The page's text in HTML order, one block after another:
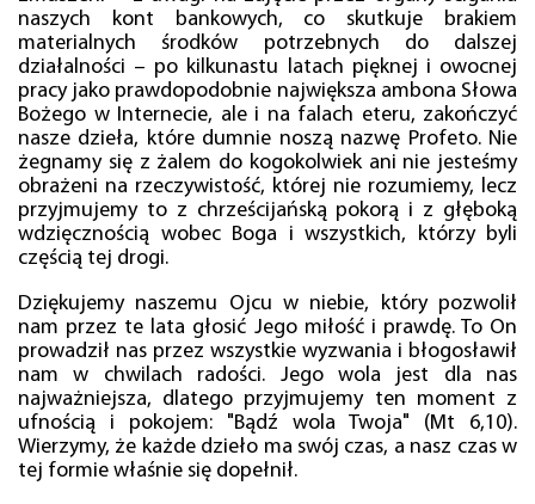
naszych kont bankowych, co skutkuje brakiem
materialnych środków potrzebnych do dalszej
działalności – po kilkunastu latach pięknej i owocnej
pracy jako prawdopodobnie największa ambona Słowa
Bożego w Internecie, ale i na falach eteru, zakończyć
nasze dzieła, które dumnie noszą nazwę Profeto. Nie
żegnamy się z żalem do kogokolwiek ani nie jesteśmy
obrażeni na rzeczywistość, której nie rozumiemy, lecz
przyjmujemy to z chrześcijańską pokorą i z głęboką
wdzięcznością wobec Boga i wszystkich, którzy byli
częścią tej drogi.
Dziękujemy naszemu Ojcu w niebie, który pozwolił
nam przez te lata głosić Jego miłość i prawdę. To On
prowadził nas przez wszystkie wyzwania i błogosławił
nam w chwilach radości. Jego wola jest dla nas
najważniejsza, dlatego przyjmujemy ten moment z
ufnością i pokojem: "Bądź wola Twoja" (Mt 6,10).
Wierzymy, że każde dzieło ma swój czas, a nasz czas w
tej formie właśnie się dopełnił.